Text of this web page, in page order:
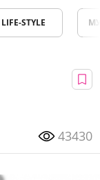
LIFE-STYLE
43430